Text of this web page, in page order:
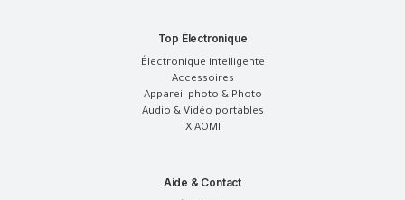
Top Électronique
Électronique intelligente
Accessoires
Appareil photo & Photo
Audio & Vidéo portables
XIAOMI
Aide & Contact